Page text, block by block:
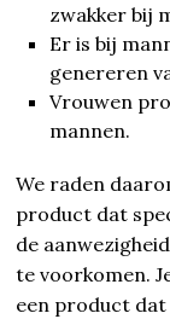
zwakker bij
Er is bij
genereren
Vrouwen
mannen.
We raden
product dat
de
te voorkomen.
een product dat